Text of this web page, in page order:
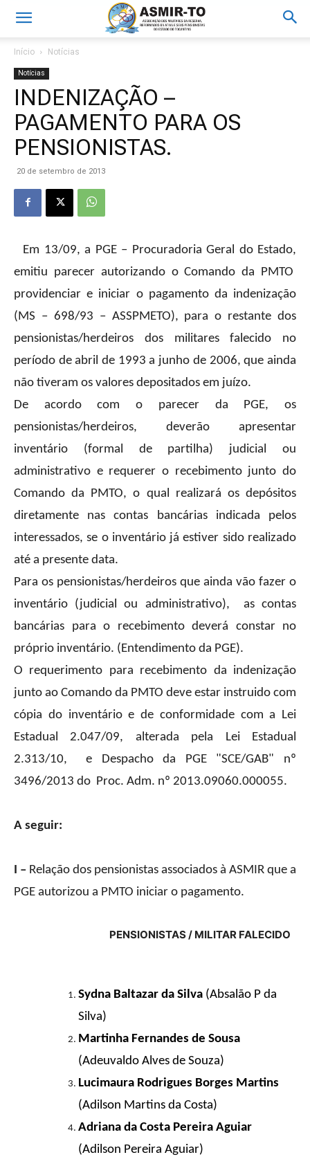
Início Notícias
Notícias
INDENIZAÇÃO –
PAGAMENTO PARA OS
PENSIONISTAS.
20 de setembro de 2013
Em 13/09, a PGE – Procuradoria Geral do Estado,
emitiu parecer autorizando o Comando da PMTO
providenciar e iniciar o pagamento da indenização
(MS – 698/93 – ASSPMETO), para o restante dos
pensionistas/herdeiros dos militares falecido no
período de abril de 1993 a junho de 2006, que ainda
não tiveram os valores depositados em juízo.
De acordo com o parecer da PGE, os
pensionistas/herdeiros, deverão apresentar
inventário (formal de partilha) judicial ou
administrativo e requerer o recebimento junto do
Comando da PMTO, o qual realizará os depósitos
diretamente nas contas bancárias indicada pelos
interessados, se o inventário já estiver sido realizado
até a presente data.
Para os pensionistas/herdeiros que ainda vão fazer o
inventário (judicial ou administrativo), as contas
bancárias para o recebimento deverá constar no
próprio inventário. (Entendimento da PGE).
O requerimento para recebimento da indenização
junto ao Comando da PMTO deve estar instruido com
cópia do inventário e de conformidade com a Lei
Estadual 2.047/09, alterada pela Lei Estadual
2.313/10, e Despacho da PGE "SCE/GAB" nº
3496/2013 do Proc. Adm. nº 2013.09060.000055.
A seguir:
I – Relação dos pensionistas associados à ASMIR que a
PGE autorizou a PMTO iniciar o pagamento.
PENSIONISTAS / MILITAR FALECIDO
Sydna Baltazar da Silva (Absalão P da
Silva)
Martinha Fernandes de Sousa
(Adeuvaldo Alves de Souza)
Lucimaura Rodrigues Borges Martins
(Adilson Martins da Costa)
Adriana da Costa Pereira Aguiar
(Adilson Pereira Aguiar)